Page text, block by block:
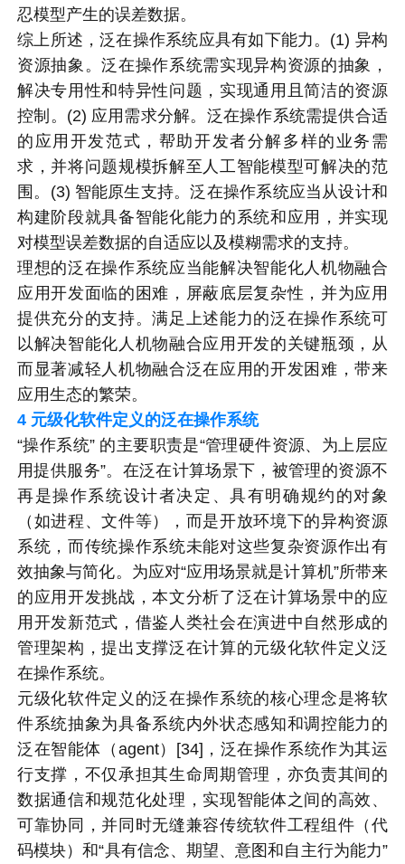
忍模型产生的误差数据。
综上所述，泛在操作系统应具有如下能力。(1) 异构
资源抽象。泛在操作系统需实现异构资源的抽象，
解决专用性和特异性问题，实现通用且简洁的资源
控制。(2) 应用需求分解。泛在操作系统需提供合适
的应用开发范式，帮助开发者分解多样的业务需
求，并将问题规模拆解至人工智能模型可解决的范
围。(3) 智能原生支持。泛在操作系统应当从设计和
构建阶段就具备智能化能力的系统和应用，并实现
对模型误差数据的自适应以及模糊需求的支持。
理想的泛在操作系统应当能解决智能化人机物融合
应用开发面临的困难，屏蔽底层复杂性，并为应用
提供充分的支持。满足上述能力的泛在操作系统可
以解决智能化人机物融合应用开发的关键瓶颈，从
而显著减轻人机物融合泛在应用的开发困难，带来
应用生态的繁荣。
4 元级化软件定义的泛在操作系统
“操作系统” 的主要职责是“管理硬件资源、为上层应
用提供服务”。在泛在计算场景下，被管理的资源不
再是操作系统设计者决定、具有明确规约的对象
（如进程、文件等），而是开放环境下的异构资源
系统，而传统操作系统未能对这些复杂资源作出有
效抽象与简化。为应对“应用场景就是计算机”所带来
的应用开发挑战，本文分析了泛在计算场景中的应
用开发新范式，借鉴人类社会在演进中自然形成的
管理架构，提出支撑泛在计算的元级化软件定义泛
在操作系统。
元级化软件定义的泛在操作系统的核心理念是将软
件系统抽象为具备系统内外状态感知和调控能力的
泛在智能体（agent）[34]，泛在操作系统作为其运
行支撑，不仅承担其生命周期管理，亦负责其间的
数据通信和规范化处理，实现智能体之间的高效、
可靠协同，并同时无缝兼容传统软件工程组件（代
码模块）和“具有信念、期望、意图和自主行为能力”